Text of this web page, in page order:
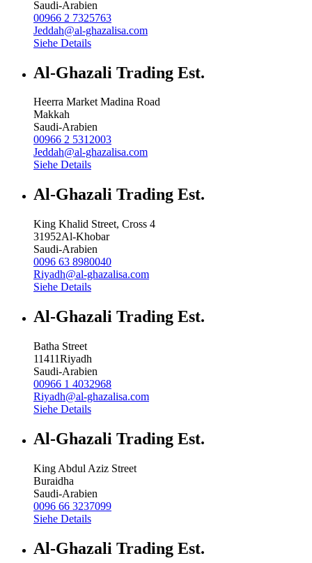
Saudi-Arabien
00966 2 7325763
Jeddah@al-ghazalisa.com
Siehe Details
Al-Ghazali Trading Est.
Heerra Market Madina Road
Makkah
Saudi-Arabien
00966 2 5312003
Jeddah@al-ghazalisa.com
Siehe Details
Al-Ghazali Trading Est.
King Khalid Street, Cross 4
31952Al-Khobar
Saudi-Arabien
0096 63 8980040
Riyadh@al-ghazalisa.com
Siehe Details
Al-Ghazali Trading Est.
Batha Street
11411Riyadh
Saudi-Arabien
00966 1 4032968
Riyadh@al-ghazalisa.com
Siehe Details
Al-Ghazali Trading Est.
King Abdul Aziz Street
Buraidha
Saudi-Arabien
0096 66 3237099
Siehe Details
Al-Ghazali Trading Est.